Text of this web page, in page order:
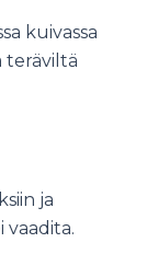
kuivassa
teräviltä
ja
vaadita.